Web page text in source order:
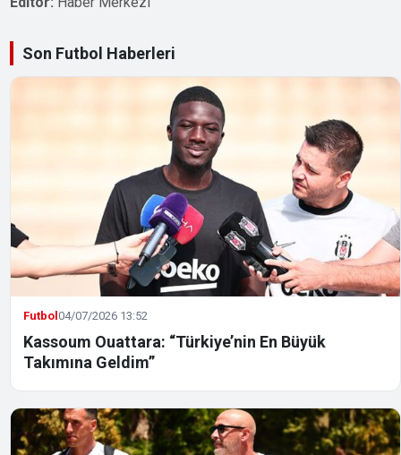
Son Futbol Haberleri
Futbol04/07/2026 13:52
Kassoum Ouattara: “Türkiye’nin En Büyük
Takımına Geldim”